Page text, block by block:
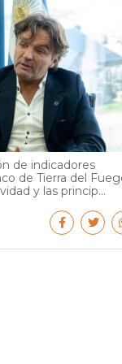
de indicadores
de Tierra del
y las princip...